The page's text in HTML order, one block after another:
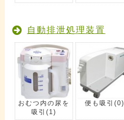
自動排泄処理装置
おむつ内の尿を
吸引 (1)
便も吸引 (0)